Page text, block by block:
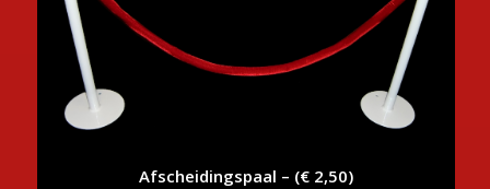
Afscheidingspaal – (€ 2,50)